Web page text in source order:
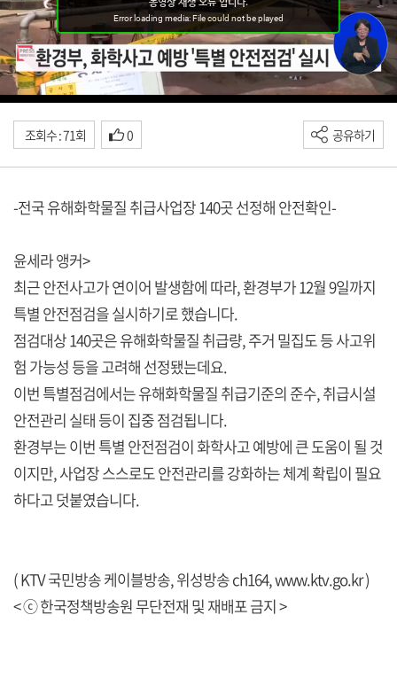
조회수 : 71회 0 공유하기
-전국 유해화학물질 취급사업장 140곳 선정해 안전확인-
윤세라 앵커>
최근 안전사고가 연이어 발생함에 따라, 환경부가 12월 9일까지
특별 안전점검을 실시하기로 했습니다.
점검대상 140곳은 유해화학물질 취급량, 주거 밀집도 등 사고위
험 가능성 등을 고려해 선정됐는데요.
이번 특별점검에서는 유해화학물질 취급기준의 준수, 취급시설
안전관리 실태 등이 집중 점검됩니다.
환경부는 이번 특별 안전점검이 화학사고 예방에 큰 도움이 될 것
이지만, 사업장 스스로도 안전관리를 강화하는 체계 확립이 필요
하다고 덧붙였습니다.
( KTV 국민방송 케이블방송, 위성방송 ch164,www.ktv.go.kr)
< ⓒ 한국정책방송원 무단전재 및 재배포 금지 >